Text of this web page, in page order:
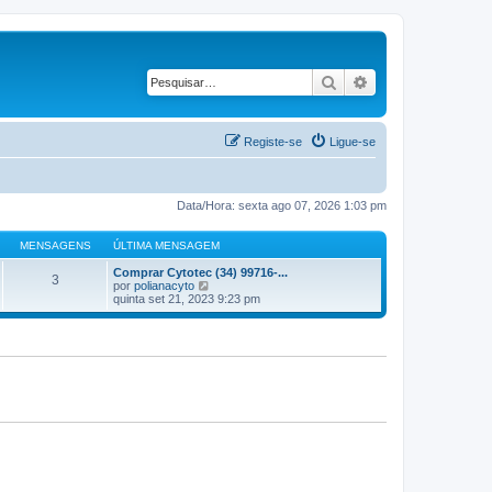
Pesquisar
Ligue-se
Registe-se
Data/Hora: sexta ago 07, 2026 1:03 pm
MENSAGENS ÚLTIMA MENSAGEM
3
Comprar Cytotec (34) 99716-...
por polianacyto
e
j
quinta set 21, 2023 9:23 pm